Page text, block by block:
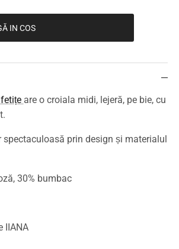
IN COS
are o croiala midi, lejeră, pe bie, cu
prin design și materialul
30% bumbac
IIANA